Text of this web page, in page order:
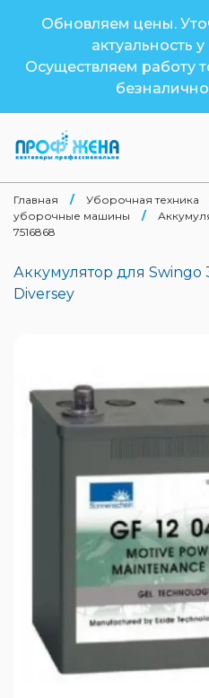
Обновляем цены.
актуальность
Осуществляем работу
Главная / Уборочная техника
уборочные машины
/
7516868
Аккумулятор для Swingo
Diversey